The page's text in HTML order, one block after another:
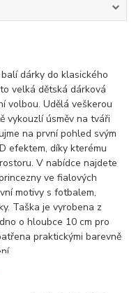
dárky do klasického
velká dětská dárková
volbou. Udělá veškerou
vykouzlí úsměv na tváři
na první pohled svým
efektem, díky kterému
V nabídce najdete
ve fialových
motivy s fotbalem,
Taška je vyrobena z
o hloubce 10 cm pro
praktickými barevně